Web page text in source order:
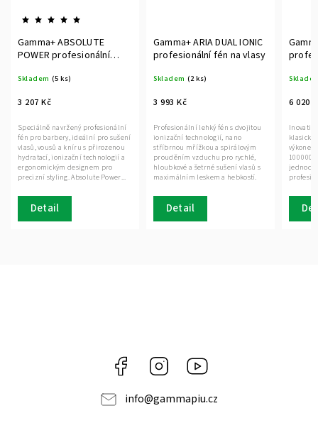
Gamma+ ABSOLUTE
POWER profesionální
vousy
Skladem (5 ks)
3 207 Kč
Detail
Speciálně navržený profesionální
fén pro barbery, ideální pro sušení
vlasů, vousů a kníru s přirozenou
hydratací, ionizační technologií a
ergonomickým designem pro
precizní styling. Absolute Power...
Gamma+ ARIA DUAL IONIC
profesionální fén na vlasy
Skladem (2 ks)
3 993 Kč
Detail
Profesionální lehký fén s dvojitou
ionizační technologií, nano
stříbrnou mřížkou a spirálovým
prouděním vzduchu pro rychlé,
hloubkové a šetrné sušení vlasů s
maximálním leskem a hebkostí.
6 020
klasické
100 000
Facebook Instagram
info@gammapiu.cz